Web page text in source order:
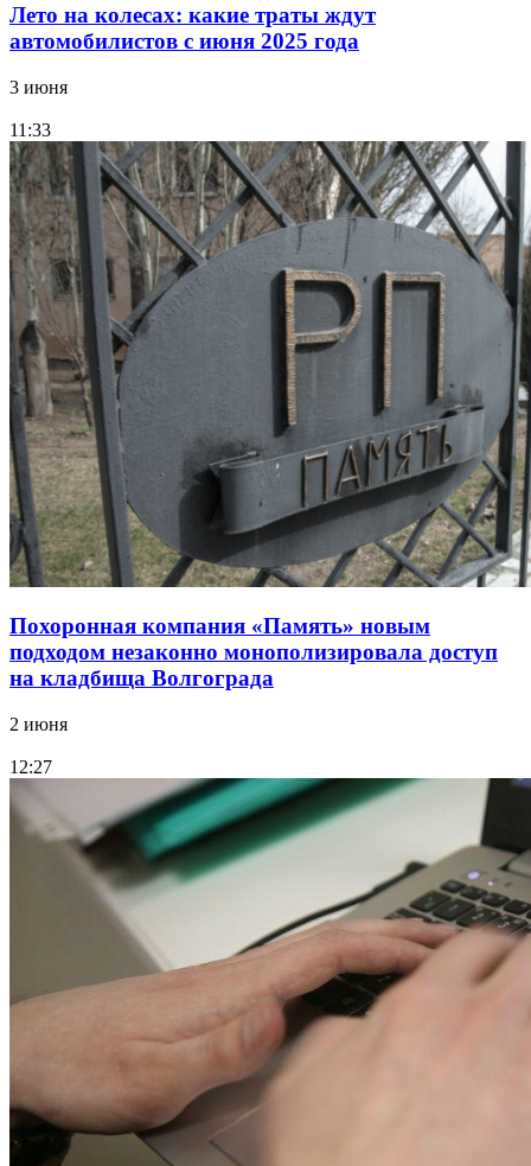
Лето на колесах: какие траты ждут
автомобилистов с июня 2025 года
3 июня
11:33
Похоронная компания «Память» новым
подходом незаконно монополизировала доступ
на кладбища Волгограда
2 июня
12:27